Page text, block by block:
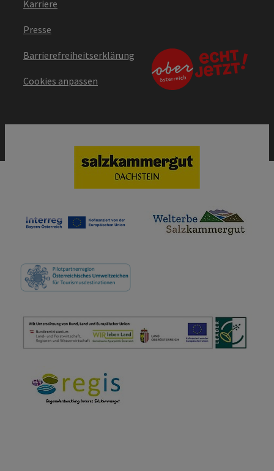
Karriere
Presse
Barrierefreiheitserklärung
Cookies anpassen